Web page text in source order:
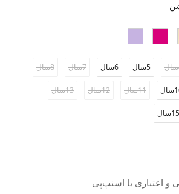
5سال 6سال 7سال 8سال
11سال 12سال 13سال
15سال
اعتباری با اسنپ‌پی